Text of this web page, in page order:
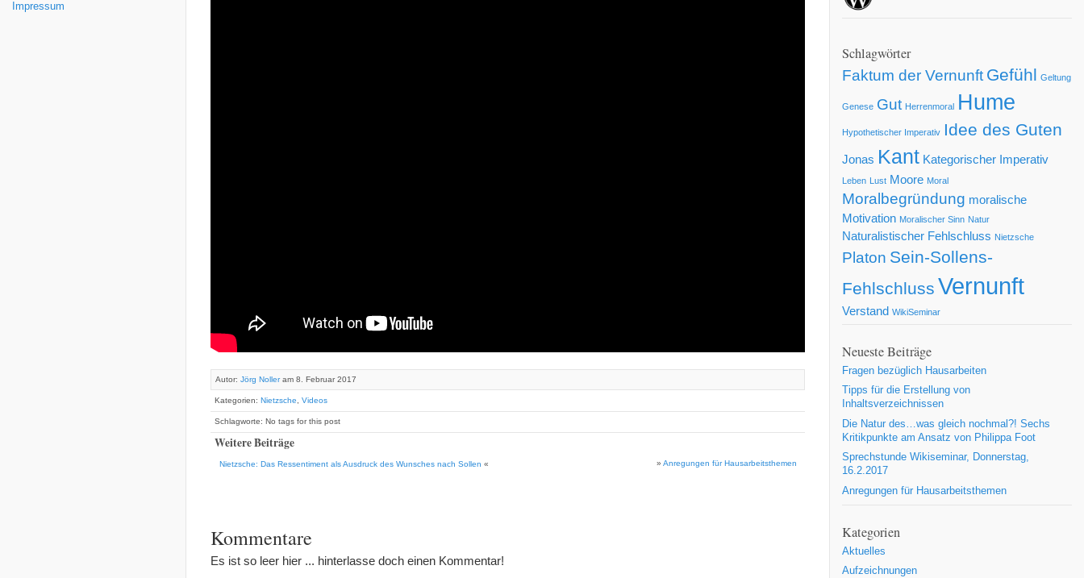
Impressum
Autor: Jörg Nolleram 8. Februar 2017
Kategorien: Nietzsche Videos
Schlagworte: No tags for this post
Weitere Beiträge
Nietzsche: Das Ressentiment als Ausdruck des Wunsches nach Sollen « » Anregungen für Hausarbeitsthemen
Kommentare
Es ist so leer hier ... hinterlasse doch einen Kommentar!
Schlagwörter
Faktum der Vernunft Gefühl Geltung
Genese Gut Herrenmoral Hume
Hypothetischer Imperativ Idee des Guten
Jonas Kant Kategorischer Imperativ
Leben Lust Moore Moral
Moralbegründung moralische
Motivation Moralischer Sinn Natur
Naturalistischer Fehlschluss Nietzsche
Platon Sein-Sollens-
Fehlschluss Vernunft
Verstand WikiSeminar
Neueste Beiträge
Fragen bezüglich Hausarbeiten
Tipps für die Erstellung von
Inhaltsverzeichnissen
Die Natur des…was gleich nochmal?! Sechs
Kritikpunkte am Ansatz von Philippa Foot
Sprechstunde Wikiseminar, Donnerstag,
16.2.2017
Anregungen für Hausarbeitsthemen
Kategorien
Aktuelles
Aufzeichnungen